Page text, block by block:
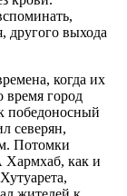
другого выхода
когда их
город
победоносный
северян,
Потомки
Хармхаб, как и